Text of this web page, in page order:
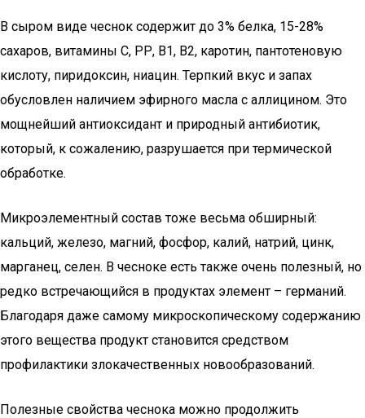
В сыром виде чеснок содержит до 3% белка, 15-28%
сахаров, витамины С, РР, В1, В2, каротин, пантотеновую
кислоту, пиридоксин, ниацин. Терпкий вкус и запах
обусловлен наличием эфирного масла с аллицином. Это
мощнейший антиоксидант и природный антибиотик,
который, к сожалению, разрушается при термической
обработке.
Микроэлементный состав тоже весьма обширный:
кальций, железо, магний, фосфор, калий, натрий, цинк,
марганец, селен. В чесноке есть также очень полезный, но
редко встречающийся в продуктах элемент – германий.
Благодаря даже самому микроскопическому содержанию
этого вещества продукт становится средством
профилактики злокачественных новообразований.
Полезные свойства чеснока можно продолжить